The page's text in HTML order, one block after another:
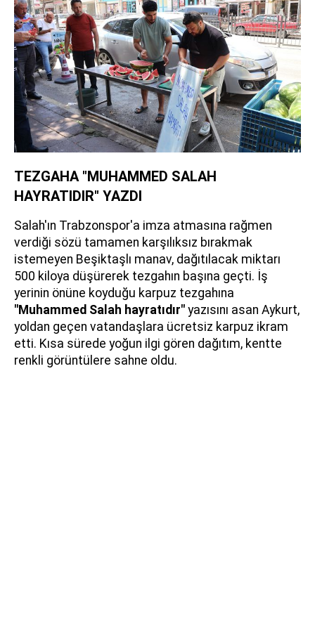
TEZGAHA "MUHAMMED SALAH
HAYRATIDIR" YAZDI
Salah'ın Trabzonspor'a imza atmasına rağmen
verdiği sözü tamamen karşılıksız bırakmak
istemeyen Beşiktaşlı manav, dağıtılacak miktarı
500 kiloya düşürerek tezgahın başına geçti. İş
yerinin önüne koyduğu karpuz tezgahına
"Muhammed Salah hayratıdır" yazısını asan Aykurt,
yoldan geçen vatandaşlara ücretsiz karpuz ikram
etti. Kısa sürede yoğun ilgi gören dağıtım, kentte
renkli görüntülere sahne oldu.